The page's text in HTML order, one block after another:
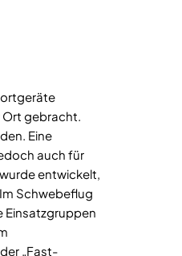
Ort gebracht.
Eine
auch für
entwickelt,
Schwebeflug
Einsatzgruppen
„Fast-